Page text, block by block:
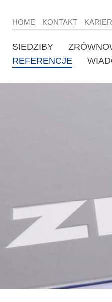
HOME KONTAKT
SIEDZIBY
REFERENCJE